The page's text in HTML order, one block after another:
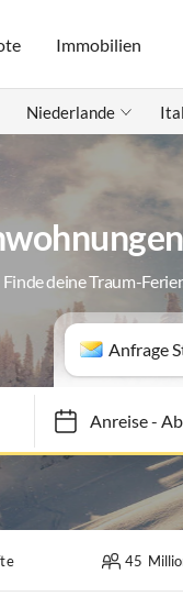
Immobilien
Niederlande
Finde deine Traum-
Anfrage
Anreise-
45